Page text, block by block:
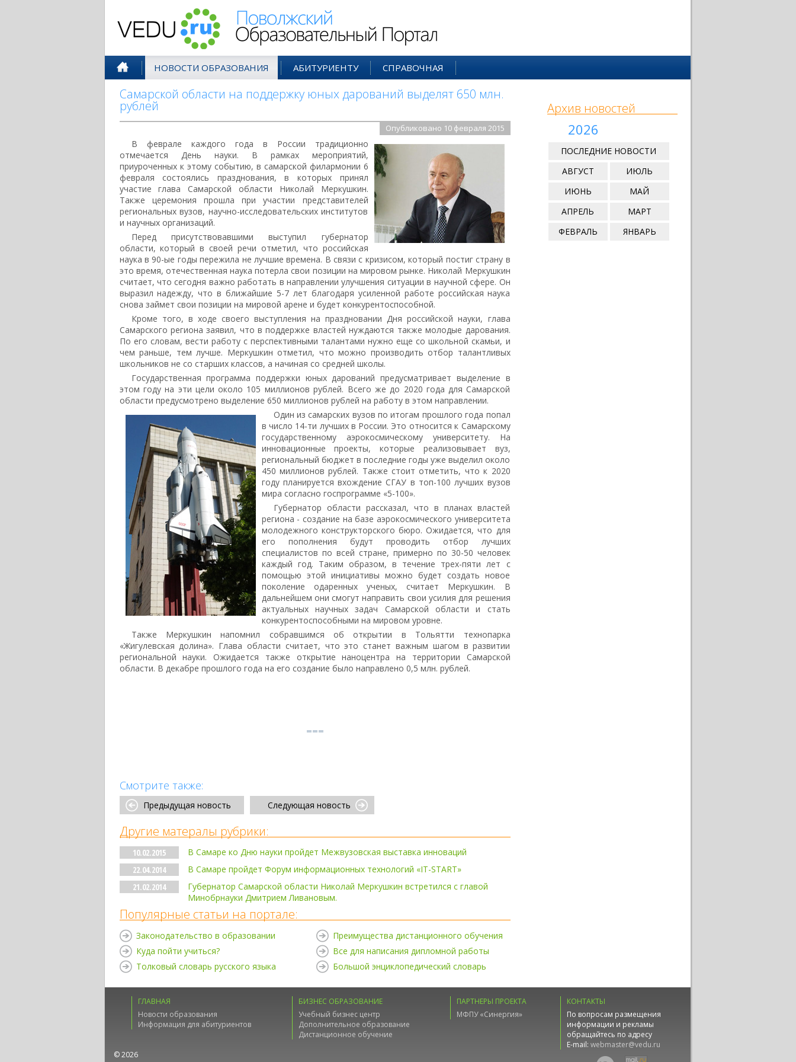
НОВОСТИ ОБРАЗОВАНИЯ АБИТУРИЕНТУ СПРАВОЧНАЯ
Самарской области на поддержку юных дарований выделят 650 млн.
рублей
Опубликовано 10 февраля 2015
В феврале каждого года в России традиционно
отмечается День науки. В рамках мероприятий,
приуроченных к этому событию, в самарской филармонии 6
февраля состоялись празднования, в которых принял
участие глава Самарской области Николай Меркушкин.
Также церемония прошла при участии представителей
региональных вузов, научно-исследовательских институтов
и научных организаций.
Перед присутствовавшими выступил губернатор
области, который в своей речи отметил, что российская
наука в 90-ые годы пережила не лучшие времена. В связи с кризисом, который постиг страну в
это время, отечественная наука потерла свои позиции на мировом рынке. Николай Меркушкин
считает, что сегодня важно работать в направлении улучшения ситуации в научной сфере. Он
выразил надежду, что в ближайшие 5-7 лет благодаря усиленной работе российская наука
снова займет свои позиции на мировой арене и будет конкурентоспособной.
Кроме того, в ходе своего выступления на праздновании Дня российской науки, глава
Самарского региона заявил, что в поддержке властей нуждаются также молодые дарования.
По его словам, вести работу с перспективными талантами нужно еще со школьной скамьи, и
чем раньше, тем лучше. Меркушкин отметил, что можно производить отбор талантливых
школьников не со старших классов, а начиная со средней школы.
Государственная программа поддержки юных дарований предусматривает выделение в
этом году на эти цели около 105 миллионов рублей. Всего же до 2020 года для Самарской
области предусмотрено выделение 650 миллионов рублей на работу в этом направлении.
Один из самарских вузов по итогам прошлого года попал
в число 14-ти лучших в России. Это относится к Самарскому
государственному аэрокосмическому университету. На
инновационные проекты, которые реализовывает вуз,
региональный бюджет в последние годы уже выделил около
450 миллионов рублей. Также стоит отметить, что к 2020
году планируется вхождение СГАУ в топ-100 лучших вузов
мира согласно госпрограмме «5-100».
Губернатор области рассказал, что в планах властей
региона - создание на базе аэрокосмического университета
молодежного конструкторского бюро. Ожидается, что для
его пополнения будут проводить отбор лучших
специалистов по всей стране, примерно по 30-50 человек
каждый год. Таким образом, в течение трех-пяти лет с
помощью этой инициативы можно будет создать новое
поколение одаренных ученых, считает Меркушкин. В
дальнейшем они смогут направить свои усилия для решения
актуальных научных задач Самарской области и стать
конкурентоспособными на мировом уровне.
Также Меркушкин напомнил собравшимся об открытии в Тольятти технопарка
«Жигулевская долина». Глава области считает, что это станет важным шагом в развитии
региональной науки. Ожидается также открытие наноцентра на территории Самарской
области. В декабре прошлого года на его создание было направлено 0,5 млн. рублей.
Смотрите также:
Предыдущая новость Следующая новость
Другие матералы рубрики:
10.02.2015
В Самаре ко Дню науки пройдет Межвузовская выставка инноваций
22.04.2014
В Самаре пройдет Форум информационных технологий «IT-START»
21.02.2014
Губернатор Самарской области Николай Меркушкин встретился с главой
Минобрнауки Дмитрием Ливановым.
Популярные статьи на портале:
Законодательство в образовании
Куда пойти учиться?
Толковый словарь русского языка
Преимущества дистанционного обучения
Все для написания дипломной работы
Большой энциклопедический словарь
Архив новостей
2026
ПОСЛЕДНИЕ НОВОСТИ
АВГУСТ
ИЮЛЬ
ИЮНЬ
МАЙ
АПРЕЛЬ
МАРТ
ФЕВРАЛЬ
ЯНВАРЬ
ГЛАВНАЯ
Новости образования
Информация для абитуриентов
БИЗНЕС ОБРАЗОВАНИЕ
Учебный бизнес центр
Дополнительное образование
Дистанционное обучение
ПАРТНЕРЫ ПРОЕКТА
МФПУ «Синергия»
КОНТАКТЫ
По вопросам размещения
информации и рекламы
обращайтесь по адресу
E-mail: webmaster@vedu.ru
© 2026